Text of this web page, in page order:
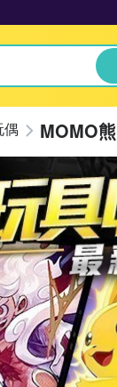
偶 MOMO熊